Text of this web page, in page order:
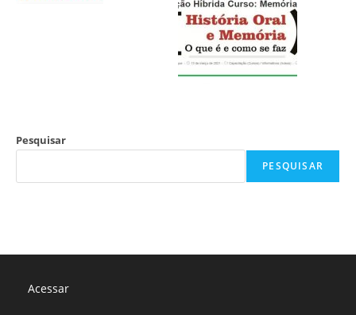
Pesquisar
PESQUISAR
Acessar